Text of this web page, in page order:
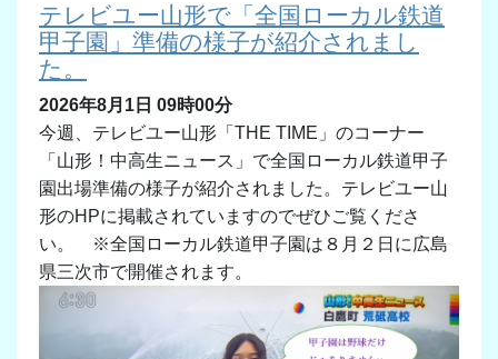
テレビユー山形で「全国ローカル鉄道
甲子園」準備の様子が紹介されまし
た。
2026年8月1日 09時00分
今週、テレビユー山形「THE TIME」のコーナー
「山形！中高生ニュース」で全国ローカル鉄道甲子
園出場準備の様子が紹介されました。テレビユー山
形のHPに掲載されていますのでぜひご覧くださ
い。 ※全国ローカル鉄道甲子園は８月２日に広島
県三次市で開催されます。